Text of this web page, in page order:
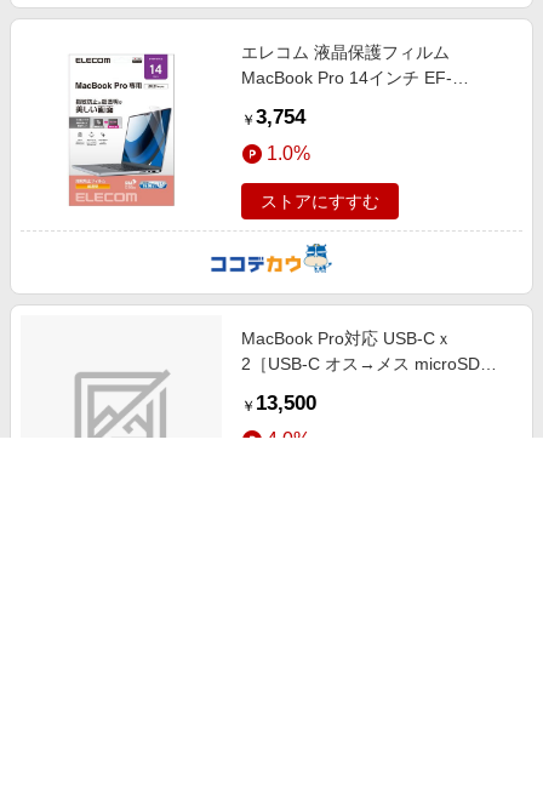
エレコム 液晶保護フィルム
MacBook Pro 14インチ EF-
￥ 3,754
1.0%
ストアにすすむ
MacBook Pro対応 USB-Cｘ
2［USB-C オス→メス microSDカ
φ3.5mm / USB-A / USB-Cｘ2］
USB PD対応 100W ドッキングステ
￥ 13,500
4.0%